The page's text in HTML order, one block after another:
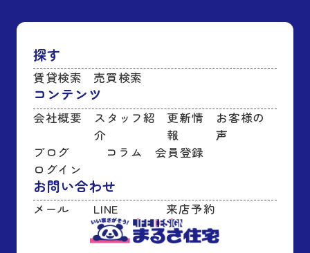
探す
賃貸検索 売買検索
コンテンツ
会社概要
スタッフ紹
介
更新情
報
お客様の
声
ブログ
コラム
会員登録
ログイン
お問い合わせ
メール LINE 来店予約